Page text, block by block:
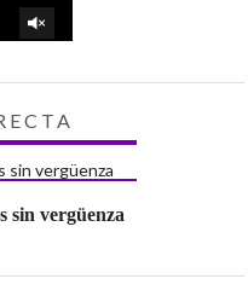
sin vergüenza